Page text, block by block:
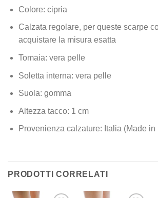
Colore: cipria
Calzata regolare, per queste scarpe
acquistare la misura esatta
Tomaia: vera pelle
Soletta interna: vera pelle
Suola: gomma
Altezza tacco: 1 cm
Provenienza calzature: Italia (Made in
PRODOTTI CORRELATI